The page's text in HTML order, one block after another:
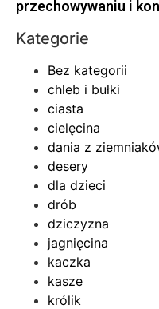
przechowywaniu i
Kategorie
Bez kategorii
chleb i bułki
ciasta
cielęcina
dania z
desery
dla dzieci
drób
dziczyzna
jagnięcina
kaczka
kasze
królik